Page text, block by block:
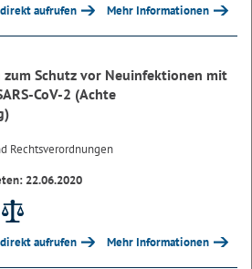
aufrufen Mehr Informationen
Schutz vor Neuinfektionen mit
CoV-2 (Achte
Rechtsverordnungen
22.06.2020
aufrufen Mehr Informationen